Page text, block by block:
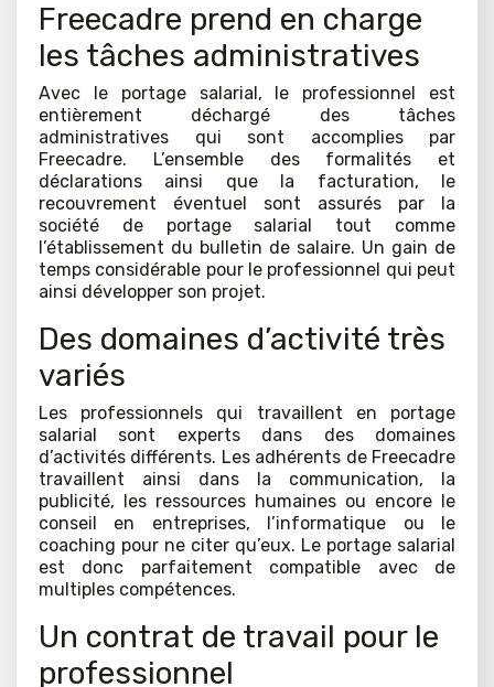
Freecadre prend en charge
les tâches administratives
Avec le portage salarial, le professionnel est
entièrement déchargé des tâches
administratives qui sont accomplies par
Freecadre. L’ensemble des formalités et
déclarations ainsi que la facturation, le
recouvrement éventuel sont assurés par la
société de portage salarial tout comme
l’établissement du bulletin de salaire. Un gain de
temps considérable pour le professionnel qui peut
ainsi développer son projet.
Des domaines d’activité très
variés
Les professionnels qui travaillent en portage
salarial sont experts dans des domaines
d’activités différents. Les adhérents de Freecadre
travaillent ainsi dans la communication, la
publicité, les ressources humaines ou encore le
conseil en entreprises, l’informatique ou le
coaching pour ne citer qu’eux. Le portage salarial
est donc parfaitement compatible avec de
multiples compétences.
Un contrat de travail pour le
professionnel